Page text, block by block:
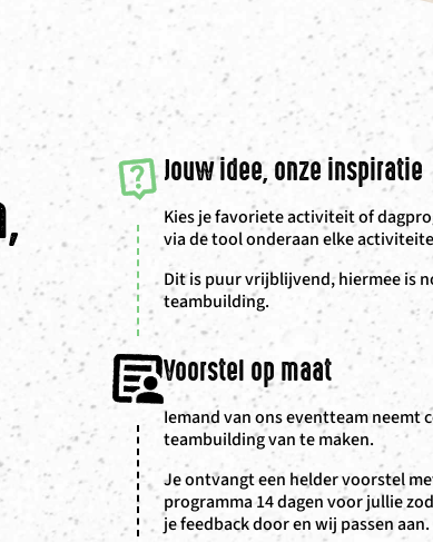
Jouw idee, onze inspiratie
Kies je favoriete activiteit of
via de tool onderaan elke
Dit is puur vrijblijvend, hiermee is
teambuilding.
Voorstel op maat
Iemand van ons eventteam neemt
teambuilding van te maken.
Je ontvangt een helder voorstel
programma 14 dagen voor jullie
je feedback door en wij passen aan.